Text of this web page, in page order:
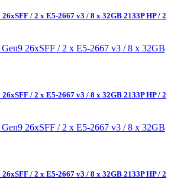
/ 2 x E5-2667 v3 / 8 x 32GB 2133P HP / 2
/ 2 x E5-2667 v3 / 8 x 32GB 2133P HP / 2
/ 2 x E5-2667 v3 / 8 x 32GB 2133P HP / 2